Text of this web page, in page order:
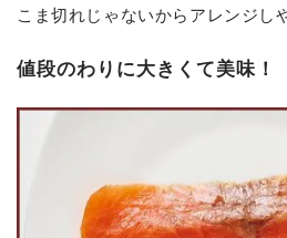
こま切れじゃないからアレンジし
値段のわりに大きくて美味！